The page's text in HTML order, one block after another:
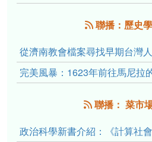
聯播：歷史
從濟南教會檔案尋找早期台灣
聯播： 菜市
政治科學新書介紹：《計算社會